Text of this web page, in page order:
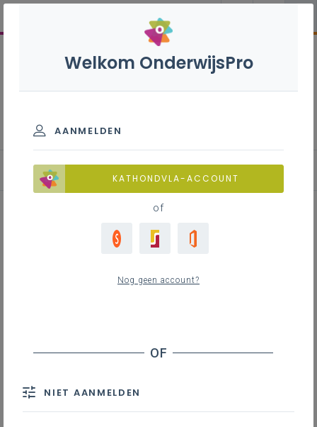
Achtergrond
Tekenafspraken voor het maken van elektrische
Welkom OnderwijsPro
AANMELDEN
KATHONDVLA-ACCOUNT
of
Nog geen account?
NIET AANMELDEN